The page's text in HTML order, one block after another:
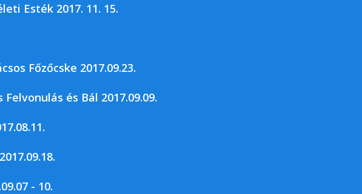
Levéltára, valamint a...
Esték 2017. 11. 15.
Főzőcske 2017.09.23.
és Bál 2017.09.09.
- 10.